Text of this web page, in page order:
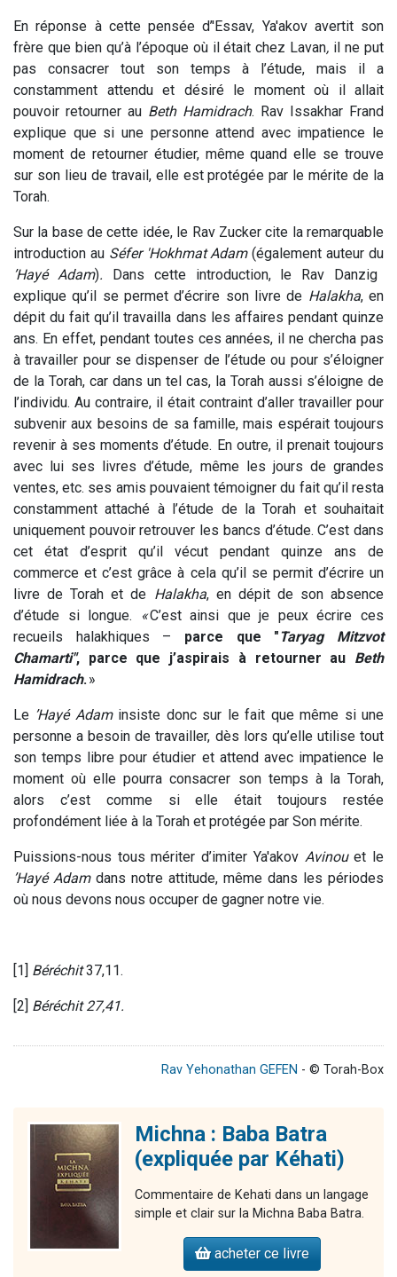
En réponse à cette pensée d’'Essav, Ya'akov avertit son
frère que bien qu’à l’époque où il était chez Lavan, il ne put
pas consacrer tout son temps à l’étude, mais il a
constamment attendu et désiré le moment où il allait
pouvoir retourner au Beth Hamidrach. Rav Issakhar Frand
explique que si une personne attend avec impatience le
moment de retourner étudier, même quand elle se trouve
sur son lieu de travail, elle est protégée par le mérite de la
Torah.
Sur la base de cette idée, le Rav Zucker cite la remarquable
introduction au Séfer 'Hokhmat Adam(également auteur du
’Hayé Adam). Dans cette introduction, le Rav Danzig
explique qu’il se permet d’écrire son livre de Halakha, en
dépit du fait qu’il travailla dans les affaires pendant quinze
ans. En effet, pendant toutes ces années, il ne chercha pas
à travailler pour se dispenser de l’étude ou pour s’éloigner
de la Torah, car dans un tel cas, la Torah aussi s’éloigne de
l’individu. Au contraire, il était contraint d’aller travailler pour
subvenir aux besoins de sa famille, mais espérait toujours
revenir à ses moments d’étude. En outre, il prenait toujours
avec lui ses livres d’étude, même les jours de grandes
ventes, etc. ses amis pouvaient témoigner du fait qu’il resta
constamment attaché à l’étude de la Torah et souhaitait
uniquement pouvoir retrouver les bancs d’étude. C’est dans
cet état d’esprit qu’il vécut pendant quinze ans de
commerce et c’est grâce à cela qu’il se permit d’écrire un
livre de Torah et de Halakha, en dépit de son absence
d’étude si longue. «C’est ainsi que je peux écrire ces
recueils halakhiques – parce que " Taryag Mitzvot
Chamarti", parce que j’aspirais à retourner au Beth
Hamidrach. »
Le ’Hayé Adam insiste donc sur le fait que même si une
personne a besoin de travailler, dès lors qu’elle utilise tout
son temps libre pour étudier et attend avec impatience le
moment où elle pourra consacrer son temps à la Torah,
alors c’est comme si elle était toujours restée
profondément liée à la Torah et protégée par Son mérite.
Puissions-nous tous mériter d’imiter Ya'akov Avinouet le
’Hayé Adam dans notre attitude, même dans les périodes
où nous devons nous occuper de gagner notre vie.
[1] Béréchit37,11.
[2] Béréchit 27,41.
Rav Yehonathan GEFEN - © Torah-Box
Michna : Baba Batra
(expliquée par Kéhati)
Commentaire de Kehati dans un langage
simple et clair sur la Michna Baba Batra.
acheter ce livre